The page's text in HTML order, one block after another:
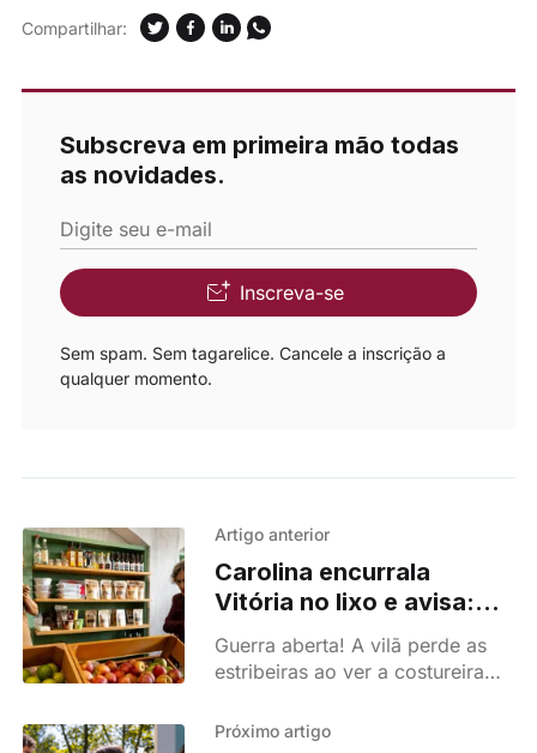
Compartilhar:
Subscreva em primeira mão todas
as novidades.
Digite seu e-mail
Inscreva-se
Sem spam. Sem tagarelice. Cancele a inscrição a
qualquer momento.
Artigo anterior
Carolina encurrala
Vitória no lixo e avisa:
"Voltas, morres!"
Guerra aberta! A vilã perde as
estribeiras ao ver a costureira
acabar com a vida da rival se
Próximo artigo